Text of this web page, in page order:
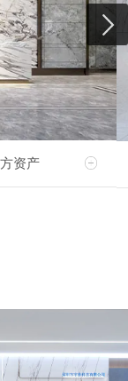
资产